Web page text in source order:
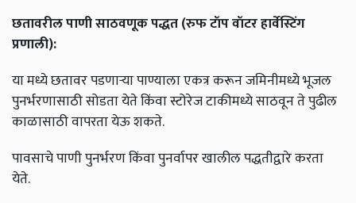
छतावरीलपाणीसाठवणूकपद्धत(रुफटॉपवॉटरहार्वेस्टिंग
प्रणाली):
यामध्येछतावरपडणाऱ्यापाण्यालाएकत्रकरूनजमिनीमध्येभूजल
पुनर्भरणासाठीसोडतायेतेकिंवास्टोरेजटाकीमध्येसाठवूनतेपुढील
काळासाठीवापरतायेऊशकते.
पावसाचेपाणीपुनर्भरणकिंवापुनर्वापरखालीलपद्धतीद्वारेकरता
येते.